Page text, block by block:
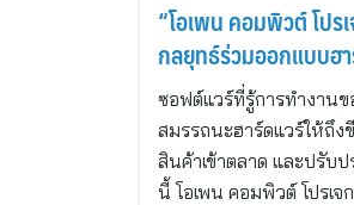
“โอเพน คอมพิวต์ โปร
กลยุทธ์ร่วมออกแบบฮ
ซอฟต์แวร์ที่รู้การทำงานข
สมรรถนะฮาร์ดแวร์ให้ถึง
สินค้าเข้าตลาด และปรับ
นี้ โอเพน คอมพิวต์ โปรเ